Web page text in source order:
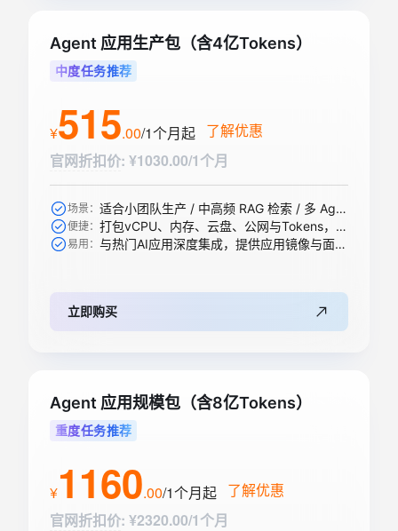
Agent 应用生产包（含4亿Tokens）
中度任务推荐
¥515.00/1个月起 了解优惠
官网折扣价: ¥1030.00/1个月
场景： 适合小团队生产 / 中高频 RAG 检索 / 多 Agent 协作等
便捷： 打包vCPU、内存、云盘、公网与Tokens，一步到位
易用： 与热门AI应用深度集成，提供应用镜像与面板，开箱即用
立即购买
Agent 应用规模包（含8亿Tokens）
重度任务推荐
¥1160.00/1个月起 了解优惠
官网折扣价: ¥2320.00/1个月